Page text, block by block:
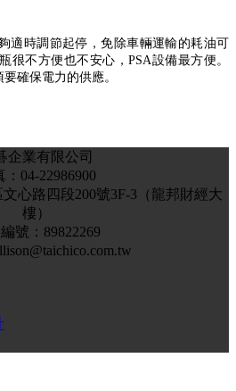
原廠技術手冊
適時調節起停，免除車輛運輸的耗油可
很不方便也不安心，PSA設備最方便。
確保電力的供應。
企業有限公司
：04-22986900
心路四段200號3F-3（龍邦財經大
樓）
號：89822269